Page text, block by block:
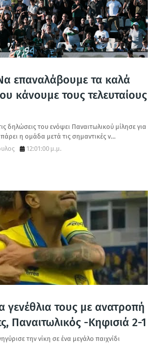
επαναλάβουμε τα καλά
κάνουμε τους τελευταίους
δηλώσεις του ενόψει Παναιτωλικού μίλησε για
η ομάδα μετά τις σημαντικές ν…
12:01:00 μ.μ.
γενέθλια τους με ανατροπή
Παναιτωλικός -Κηφισιά 2-1
την νίκη σε ένα μεγάλο παιχνίδι